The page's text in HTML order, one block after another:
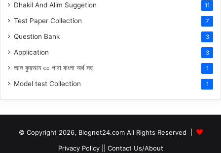
Dhakil And Alim Suggetion 11
Test Paper Collection 7
Question Bank 3
Application 3
আল কুরআন ৩০ পারা বাংলা অর্থ সহ 1
Model test Collection 1
© Copyright 2026, Blognet24.com All Rights Reserved |
Privacy Policy|| Contact Us/About